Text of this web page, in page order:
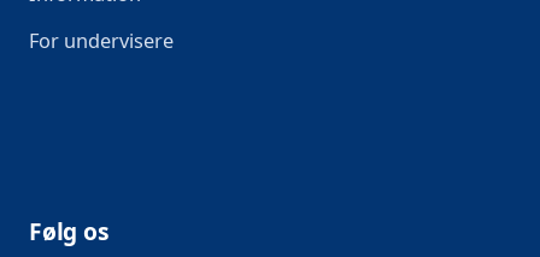
For undervisere
Følg os